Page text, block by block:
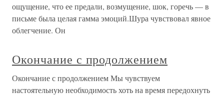
ощущение, что ее предали, возмущение, шок, горечь — в
письме была целая гамма эмоций.Шура чувствовал явное
облегчение. Он
Окончание с продолжением
Окончание с продолжением Мы чувствуем
настоятельную необходимость хоть на время передохнуть